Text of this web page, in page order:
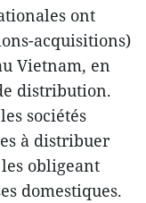
ont
acquisitions)
Vietnam, en
distribution.
sociétés
à distribuer
obligeant
domestiques.